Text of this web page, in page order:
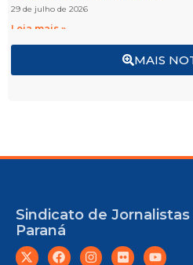
MAIS
29 de julho de 2026
Leia mais »
Sindicato de
Paraná